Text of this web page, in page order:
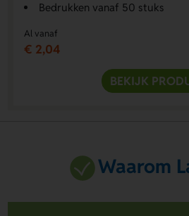
Bedrukken vanaf 50 stuks
Al vanaf
€ 2,04
BEKIJK
Waarom